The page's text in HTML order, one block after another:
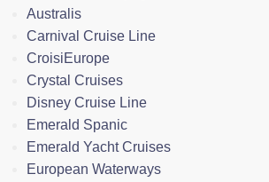
Australis
Carnival Cruise Line
CroisiEurope
Crystal Cruises
Disney Cruise Line
Emerald Spanic
Emerald Yacht Cruises
European Waterways